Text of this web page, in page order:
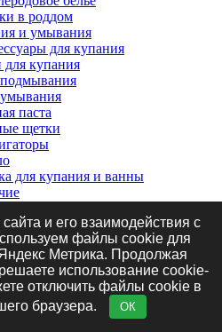
в роддом
и умывания
для купания
для купания
паста
щетки
для купания и ванны
для купания, травяные
и соль
и впитывающие
пеленки
и его взаимодействия с
файлы cookie для
Метрика. Продолжая
использование cookie-
отключить файлы cookie в
браузера.
ОК